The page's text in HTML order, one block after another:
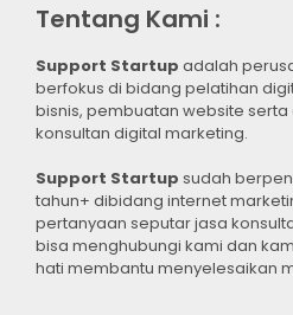
Tentang Kami :
Support Startup adalah
berfokus di bidang pelatihan
bisnis, pembuatan website
konsultan digital marketing.
Support Startup sudah
tahun+ dibidang internet
pertanyaan seputar jasa
bisa menghubungi kami dan
hati membantu menyelesaikan